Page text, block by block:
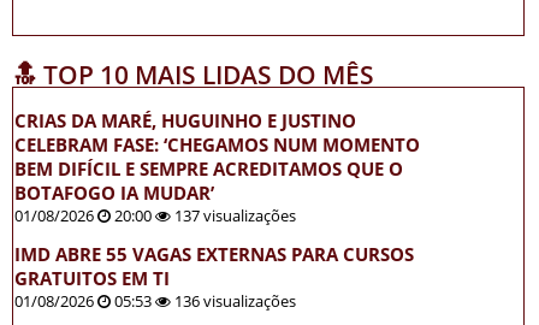
🔝 TOP 10 MAIS LIDAS DO MÊS
CRIAS DA MARÉ, HUGUINHO E JUSTINO
CELEBRAM FASE: ‘CHEGAMOS NUM MOMENTO
BEM DIFÍCIL E SEMPRE ACREDITAMOS QUE O
BOTAFOGO IA MUDAR’
01/08/2026 20:00 137 visualizações
IMD ABRE 55 VAGAS EXTERNAS PARA CURSOS
GRATUITOS EM TI
01/08/2026 05:53 136 visualizações